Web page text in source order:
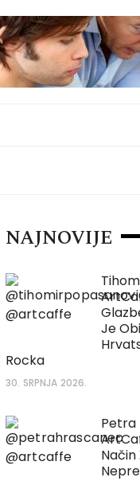
NAJNOVIJE
Je
Rocka
30. SRPNJA 2026.
Petra
Način